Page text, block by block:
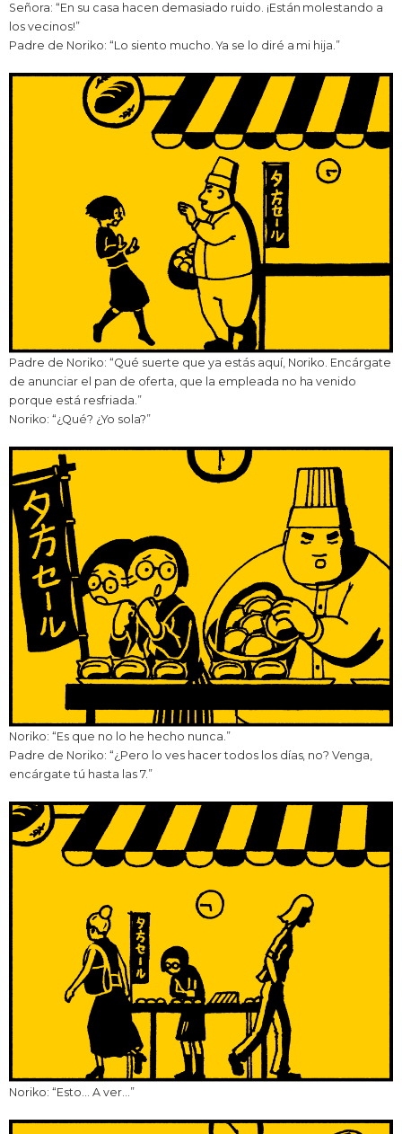
Señora: “En su casa hacen demasiado ruido. ¡Están molestando a
los vecinos!”
Padre de Noriko: “Lo siento mucho. Ya se lo diré a mi hija.”
Padre de Noriko: “Qué suerte que ya estás aquí, Noriko. Encárgate
de anunciar el pan de oferta, que la empleada no ha venido
porque está resfriada.”
Noriko: “¿Qué? ¿Yo sola?”
Noriko: “Es que no lo he hecho nunca.”
Padre de Noriko: “¿Pero lo ves hacer todos los días, no? Venga,
encárgate tú hasta las 7.”
Noriko: “Esto… A ver…”